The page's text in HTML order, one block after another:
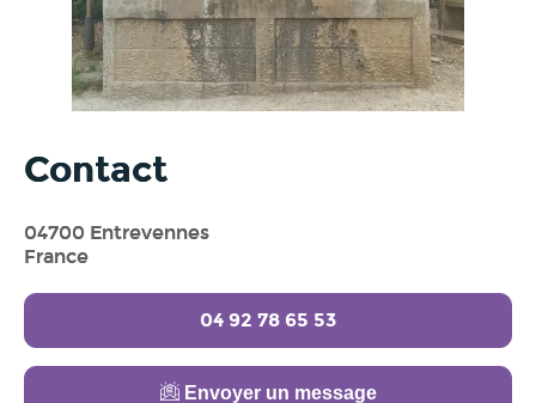
Contact
04700 Entrevennes
France
04 92 78 65 53
Envoyer un message